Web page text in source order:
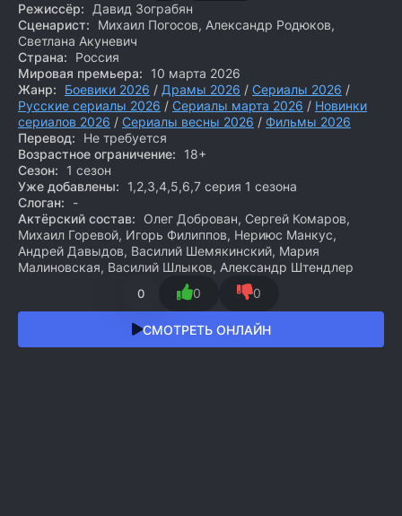
Режиссёр:
Давид Зограбян
Сценарист:
Михаил Погосов, Александр Родюков,
Светлана Акуневич
Страна:
Россия
Мировая премьера:
10 марта 2026
Жанр:
Боевики 2026 / Драмы 2026 / Сериалы 2026 /
Русские сериалы 2026 / Сериалы марта 2026 / Новинки
сериалов 2026 / Сериалы весны 2026 / Фильмы 2026
Перевод:
Не требуется
Возрастное ограничение:
18+
Сезон:
1 сезон
Уже добавлены:
1,2,3,4,5,6,7 серия 1 сезона
Слоган:
-
Актёрский состав:
Олег Доброван, Сергей Комаров,
Михаил Горевой, Игорь Филиппов, Нериюс Манкус,
Андрей Давыдов, Василий Шемякинский, Мария
Малиновская, Василий Шлыков, Александр Штендлер
0 0 0
СМОТРЕТЬ ОНЛАЙН